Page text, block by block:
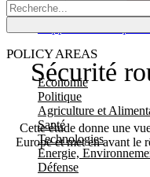
POLICY AREAS
Economie
Politique
Agriculture et
Santé
Technologies
Energie,
Défense
Sécurité
Cette étude donne une
Europe et met en avant le